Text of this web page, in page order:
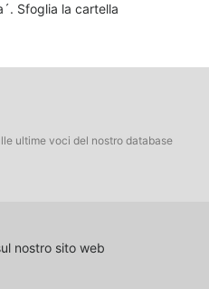
Sfoglia la cartella
ultime voci del nostro database
nostro sito web